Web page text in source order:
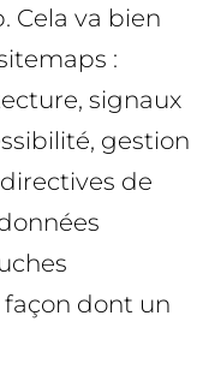
Cela va bien
:
signaux
gestion
de
dont un